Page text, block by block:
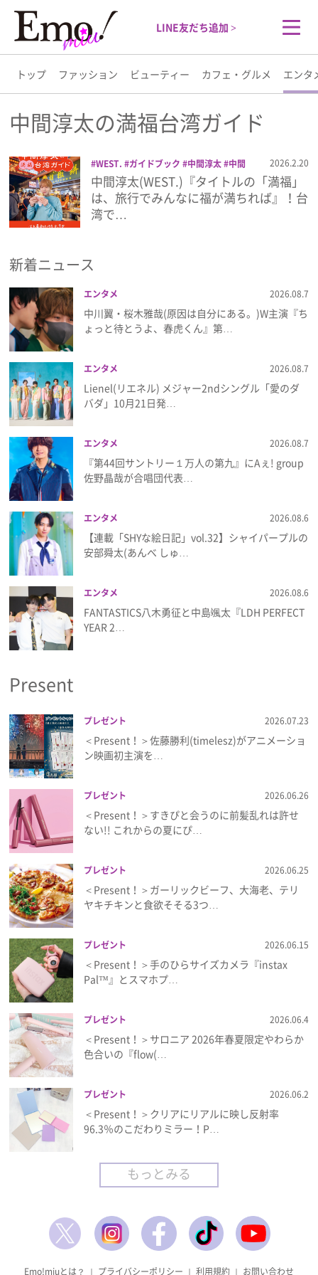
LINE友だち追加 >
トップ ファッション ビューティー カフェ・グルメ エンタ
トップ
ファッション
ビューティー
カフェ・グルメ
エンタメ
ライフスタイル
プレゼント
インタビュー
フィルム
Emoメン
ランキング
Emo!miuとは？
免責事項
プライバシーポリシー
利用規約
お問い合わせ
中間淳太の満福台湾ガイド
WEST. ガイドブック 中間淳太
中間
淳太の満福台湾ガイド
台湾
2026.2.20
中間淳太(WEST.)『タイトルの「満福」
は、旅行でみんなに福が満ちれば』！台
湾で…
新着ニュース
エンタメ 2026.08.7
中川翼・桜木雅哉(原因は自分にある。)W主演『ち
ょっと待とうよ、春虎くん』第…
エンタメ 2026.08.7
Lienel(リエネル) メジャー2ndシングル「愛のダ
バダ」10月21日発…
エンタメ 2026.08.7
『第44回サントリー１万人の第九』にAぇ! group
佐野晶哉が合唱団代表…
エンタメ 2026.08.6
【連載「SHYな絵日記」vol.32】シャイパープルの
安部舜太(あんべ しゅ…
エンタメ 2026.08.6
FANTASTICS八木勇征と中島颯太『LDH PERFECT
YEAR 2…
Present
プレゼント 2026.07.23
＜Present！＞佐藤勝利(timelesz)がアニメーショ
ン映画初主演を…
プレゼント 2026.06.26
＜Present！＞すきぴと会うのに前髪乱れは許せ
ない!! これからの夏にぴ…
プレゼント 2026.06.25
＜Present！＞ガーリックビーフ、大海老、テリ
ヤキチキンと食欲そそる3つ…
プレゼント 2026.06.15
＜Present！＞手のひらサイズカメラ『instax
Pal™』とスマホプ…
プレゼント 2026.06.4
＜Present！＞サロニア 2026年春夏限定やわらか
色合いの『flow(…
プレゼント 2026.06.2
＜Present！＞クリアにリアルに映し反射率
96.3％のこだわりミラー！P…
もっとみる
Emo!miuとは？ ｜ プライバシーポリシー ｜ 利用規約 ｜ お問い合わせ